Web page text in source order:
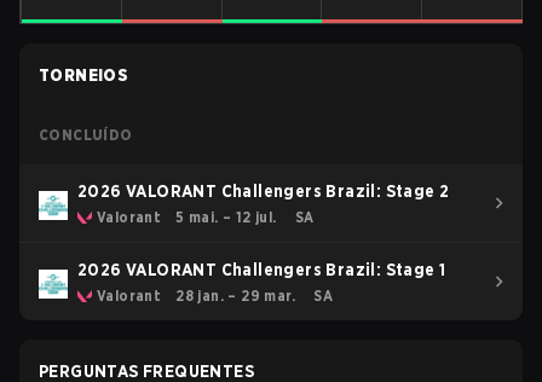
TORNEIOS
CONCLUÍDO
2026 VALORANT Challengers Brazil: Stage 2
Valorant 5 mai. – 12 jul. SA
2026 VALORANT Challengers Brazil: Stage 1
Valorant 28 jan. – 29 mar. SA
PERGUNTAS FREQUENTES